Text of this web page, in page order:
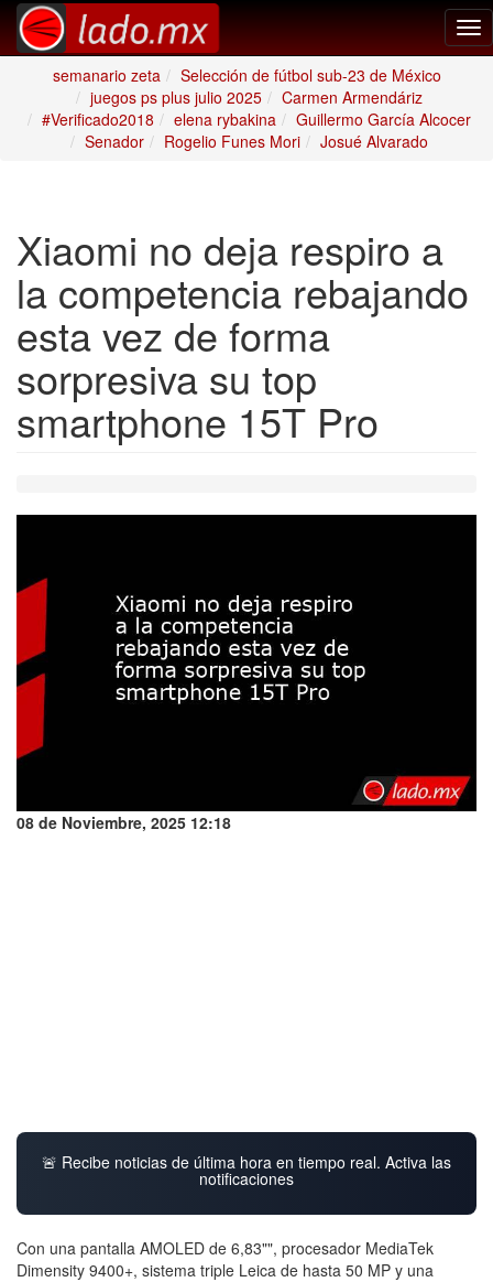
semanario zeta
Selección de fútbol sub-23 de México
juegos ps plus julio 2025
Carmen Armendáriz
#Verificado2018
elena rybakina
Guillermo García Alcocer
Senador
Rogelio Funes Mori Josué Alvarado
Xiaomi no deja respiro a
la competencia rebajando
esta vez de forma
sorpresiva su top
smartphone 15T Pro
08 de Noviembre, 2025 12:18
🚨 Recibe noticias de última hora en tiempo real. Activa las
notificaciones
Con una pantalla AMOLED de 6,83"", procesador MediaTek
Dimensity 9400+, sistema triple Leica de hasta 50 MP y una